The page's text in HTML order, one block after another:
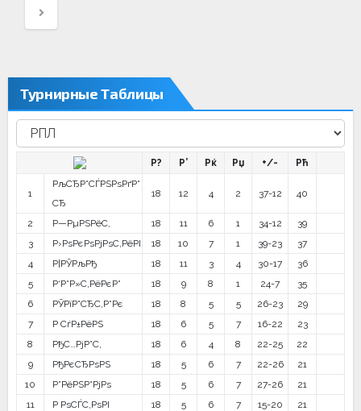
записям
Турнирные Таблицы
Р? Р’ Рќ Рџ +/- Рћ
1
РљСЂР°СЃРЅРѕРґР°
СЂ
18 12 4 2 37-12 40
2 Р—РµРЅРёС‚ 18 11 6 1 34-12
39
3
Р›РѕРєРѕРјРѕС‚РёРІ 18 10 7 1 39-23
37
4
Р¦РЎРљРђ 18 11 3 4 30-17
36
5
Р‘Р°Р»С‚РёРєР° 18 9 8 1 24-7
35
6
РЎРїР°СЂС‚Р°Рє 18 8 5 5 26-23
29
7
Р СѓР±РёРЅ 18 6 5 7 16-22
23
8
РђС…РјР°С‚ 18 6 4 8 22-25
22
9
РђРєСЂРѕРЅ 18 5 6 7 22-26
21
10
Р”РёРЅР°РјРѕ 18 5 6 7 27-26
21
11
Р РѕСЃС‚РѕРІ 18 5 6 7 15-20 21